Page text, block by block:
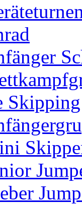
Skipping